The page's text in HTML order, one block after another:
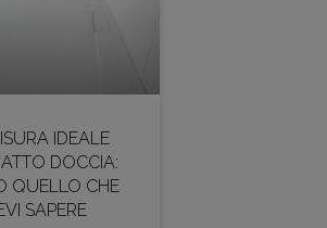
IDEALE
DOCCIA:
QUELLO CHE
SAPERE